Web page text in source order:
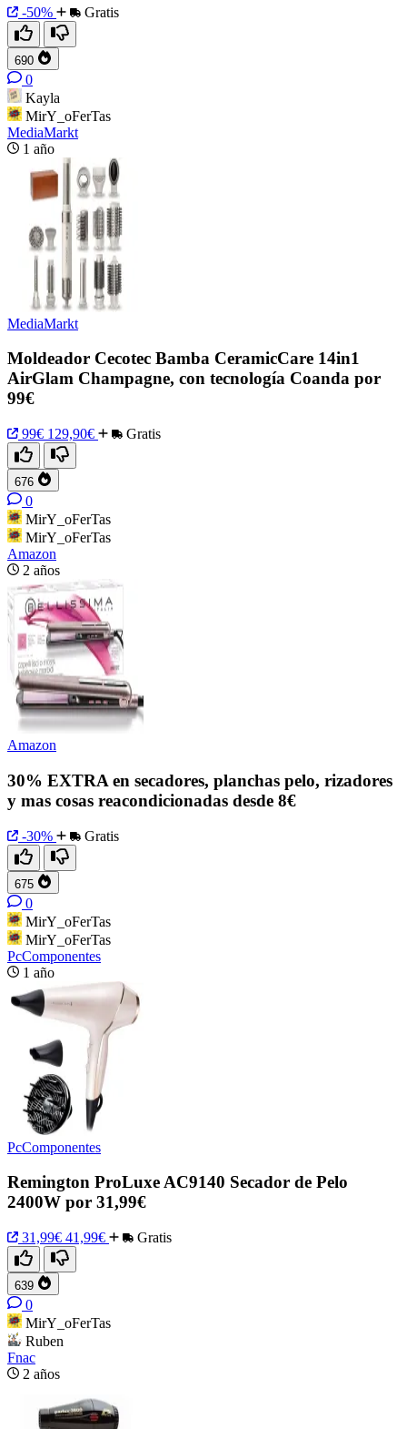
-50% Gratis
690
0
Kayla
MirY_oFerTas
MediaMarkt
1 año
MediaMarkt
Moldeador Cecotec Bamba CeramicCare 14in1
AirGlam Champagne, con tecnología Coanda por
99€
99€ 129,90€ Gratis
676
0
MirY_oFerTas
MirY_oFerTas
Amazon
2 años
Amazon
30% EXTRA en secadores, planchas pelo, rizadores
y mas cosas reacondicionadas desde 8€
-30% Gratis
675
0
MirY_oFerTas
MirY_oFerTas
PcComponentes
1 año
PcComponentes
Remington ProLuxe AC9140 Secador de Pelo
2400W por 31,99€
31,99€ 41,99€ Gratis
639
0
MirY_oFerTas
Ruben
Fnac
2 años